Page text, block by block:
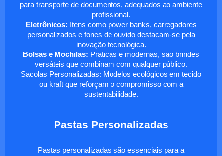
para transporte de documentos, adequados ao ambiente
profissional.
Eletrônicos: Itens como power banks, carregadores
personalizados e fones de ouvido destacam-se pela
inovação tecnológica.
Bolsas e Mochilas: Práticas e modernas, são brindes
versáteis que combinam com qualquer público.
Sacolas Personalizadas: Modelos ecológicos em tecido
ou kraft que reforçam o compromisso com a
sustentabilidade.
Pastas Personalizadas
Pastas personalizadas são essenciais para a